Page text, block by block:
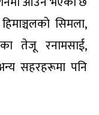
सिमला,
तेजू रनामसाई,
सहरहरूमा पनि